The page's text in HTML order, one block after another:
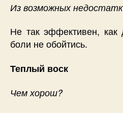
Из возможных
Не так эффективен, как
боли не обойтись.
Теплый воск
Чем хорош?